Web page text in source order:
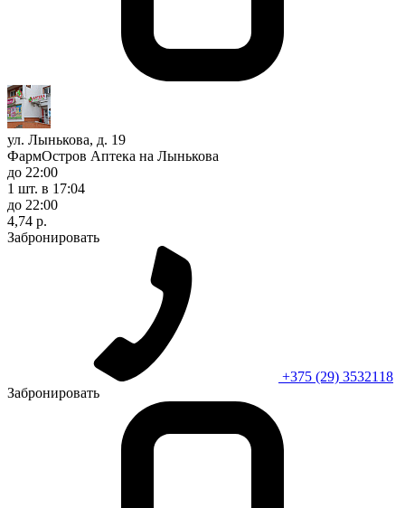
ул. Лынькова, д. 19
ФармОстров Аптека на Лынькова
до 22:00
1 шт. в 17:04
до 22:00
4,74 р.
Забронировать
+375 (29) 3532118
Забронировать